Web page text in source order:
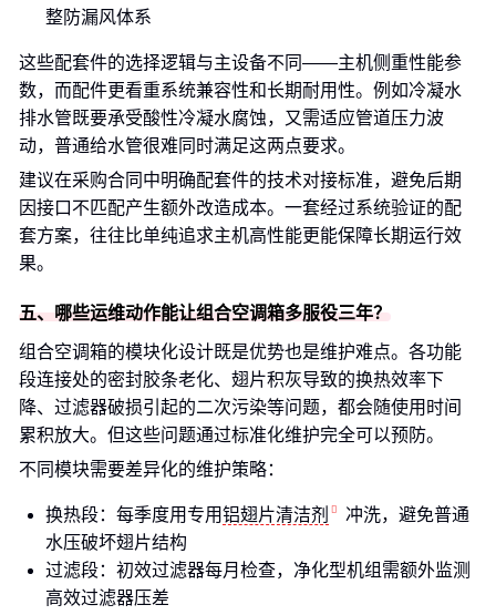
整防漏风体系
这些配套件的选择逻辑与主设备不同——主机侧重性能参
数，而配件更看重系统兼容性和长期耐用性。例如冷凝水
排水管既要承受酸性冷凝水腐蚀，又需适应管道压力波
动，普通给水管很难同时满足这两点要求。
建议在采购合同中明确配套件的技术对接标准，避免后期
因接口不匹配产生额外改造成本。一套经过系统验证的配
套方案，往往比单纯追求主机高性能更能保障长期运行效
果。
五、哪些运维动作能让组合空调箱多服役三年？
组合空调箱的模块化设计既是优势也是维护难点。各功能
段连接处的密封胶条老化、翅片积灰导致的换热效率下
降、过滤器破损引起的二次污染等问题，都会随使用时间
累积放大。但这些问题通过标准化维护完全可以预防。
不同模块需要差异化的维护策略：
换热段：每季度用专用铝翅片清洁剂
冲洗，避免普通
水压破坏翅片结构
过滤段：初效过滤器每月检查，净化型机组需额外监测
高效过滤器压差